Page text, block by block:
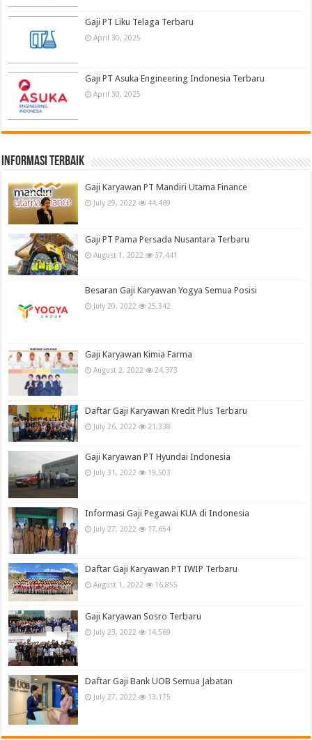
Gaji PT Liku Telaga Terbaru
April 30, 2025
Gaji PT Asuka Engineering Indonesia Terbaru
April 30, 2025
informasi terbaik
Gaji Karyawan PT Mandiri Utama Finance
July 29, 2022 44,469
Gaji PT Pama Persada Nusantara Terbaru
August 1, 2022 37,441
Besaran Gaji Karyawan Yogya Semua Posisi
July 20, 2022 25,342
Gaji Karyawan Kimia Farma
August 2, 2022 24,373
Daftar Gaji Karyawan Kredit Plus Terbaru
July 26, 2022 21,338
Gaji Karyawan PT Hyundai Indonesia
July 31, 2022 19,503
Informasi Gaji Pegawai KUA di Indonesia
July 27, 2022 17,654
Daftar Gaji Karyawan PT IWIP Terbaru
August 1, 2022 16,855
Gaji Karyawan Sosro Terbaru
July 23, 2022 14,569
Daftar Gaji Bank UOB Semua Jabatan
July 27, 2022 13,175